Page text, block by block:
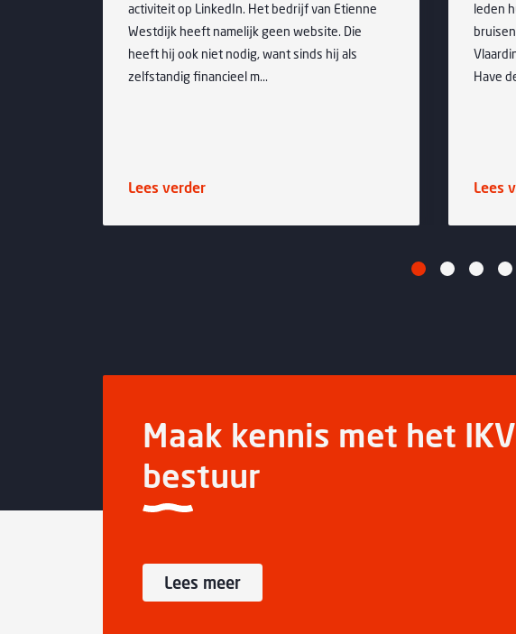
activiteit op LinkedIn. Het bedrijf van Etienne
Westdijk heeft namelijk geen website. Die
heeft hij ook niet nodig, want sinds hij als
zelfstandig financieel m...
Lees verder
leden hun
bruisende,
Have de
Lees
Maak kennis met het IKV
bestuur
Lees meer